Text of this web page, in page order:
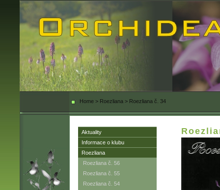
Home> Roezliana > Roezliana č. 34
Aktuality
Informace o klubu
Roezliana
Roezliana č. 56
Roezliana č. 55
Roezliana č. 54